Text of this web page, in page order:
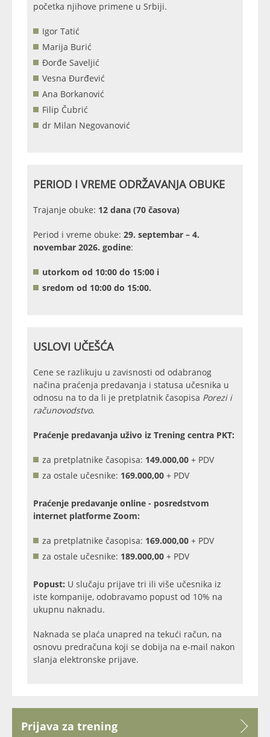
početka njihove primene u Srbiji.
Igor Tatić
Marija Burić
Đorđe Saveljić
Vesna Đurđević
Ana Borkanović
Filip Čubrić
dr Milan Negovanović
PERIOD I VREME ODRŽAVANJA OBUKE
Trajanje obuke: 12 dana (70 časova)
Period i vreme obuke: 29. septembar – 4.
novembar 2026. godine:
utorkom od 10:00 do 15:00 i
sredom od 10:00 do 15:00.
USLOVI UČEŠĆA
Cene se razlikuju u zavisnosti od odabranog
načina praćenja predavanja i statusa učesnika u
odnosu na to da li je pretplatnik časopisa Porezi i
računovodstvo.
Praćenje predavanja uživo iz Trening centra PKT:
za pretplatnike časopisa: 149.000,00 + PDV
za ostale učesnike: 169.000,00 + PDV
Praćenje predavanje online - posredstvom
internet platforme Zoom:
za pretplatnike časopisa: 169.000,00 + PDV
za ostale učesnike: 189.000,00 + PDV
Popust: U slučaju prijave tri ili više učesnika iz
iste kompanije, odobravamo popust od 10% na
ukupnu naknadu.
Naknada se plaća unapred na tekući račun, na
osnovu predračuna koji se dobija na e-mail nakon
slanja elektronske prijave.
Prijava za trening